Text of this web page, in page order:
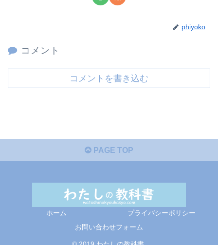
phiyoko
コメント
コメントを書き込む
PAGE TOP
ホーム
プライバシーポリシー
お問い合わせフォーム